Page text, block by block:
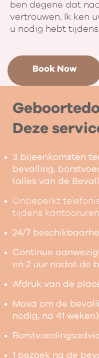
ben degene dat
vertrouwen. Ik ken
u nodig hebt tijdens
Book Now
Deze
3 bijeenkomsten
bevalling,
(alles van de
Onbeperkt
tijdens
24/7
Continue
en 2 uur nadat de
Afdruk van de
Moxa om de
nodig, na 41
1 bezoek na de